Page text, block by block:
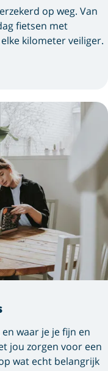
op weg. Van
fietsen met
kilometer veiliger.
waar je je fijn en
jou zorgen voor een
wat echt belangrijk